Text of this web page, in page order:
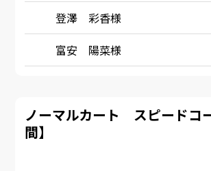
登澤 彩香様
富安 陽菜様
ノーマルカート スピードコ
間】